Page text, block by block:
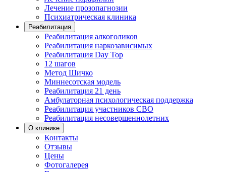
Лечение прозопагнозии
Психиатрическая клиника
Реабилитация
Реабилитация алкоголиков
Реабилитация наркозависимых
Реабилитация Day Top
12 шагов
Метод Шичко
Миннесотская модель
Реабилитация 21 день
Амбулаторная психологическая поддержка
Реабилитация участников СВО
Реабилитация несовершеннолетних
О клинике
Контакты
Отзывы
Цены
Фотогалерея